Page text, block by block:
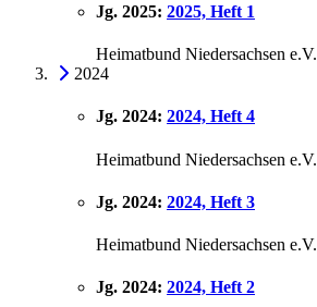
Jg. 2025: 2025, Heft 1
Heimatbund Niedersachsen e.V.
2024
Jg. 2024: 2024, Heft 4
Heimatbund Niedersachsen e.V.
Jg. 2024: 2024, Heft 3
Heimatbund Niedersachsen e.V.
Jg. 2024: 2024, Heft 2